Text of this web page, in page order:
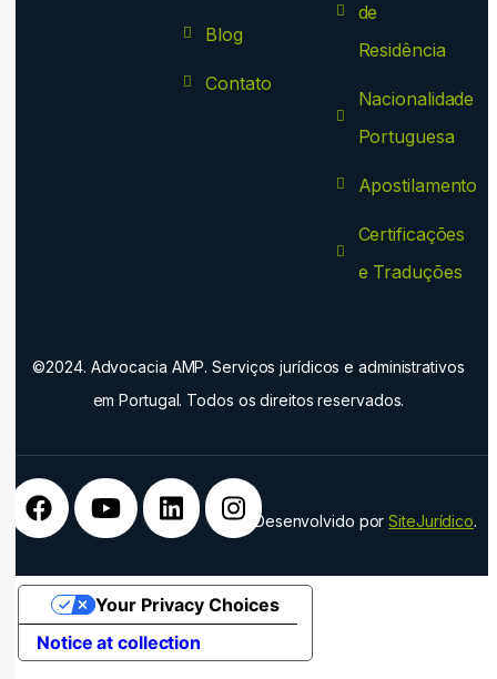
Blog
Contato
de
Residência
Nacionalidade
Portuguesa
Apostilamento
Certificações
e Traduções
©2024. Advocacia AMP. Serviços jurídicos e administrativos
em Portugal. Todos os direitos reservados.
Desenvolvido porSiteJurídico.
Notice at collection
Your Privacy Choices